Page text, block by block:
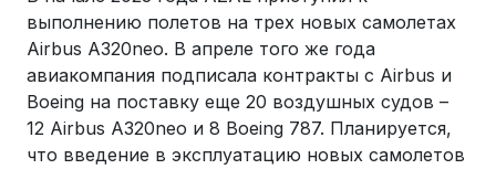
выполнению полетов на трех новых самолетах
Airbus A320neo. В апреле того же года
авиакомпания подписала контракты с Airbus и
Boeing на поставку еще 20 воздушных судов –
12 Airbus A320neo и 8 Boeing 787. Планируется,
что введение в эксплуатацию новых самолетов